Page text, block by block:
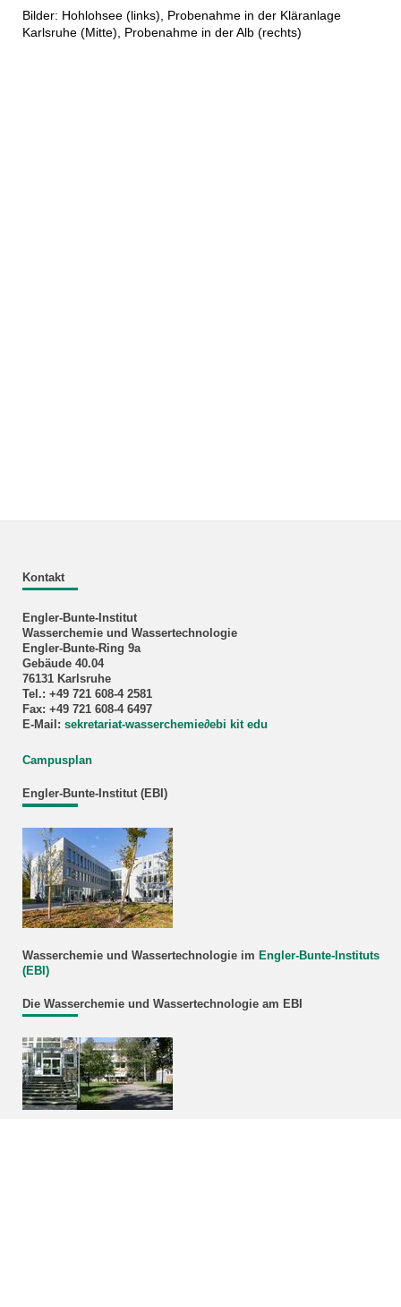
Bilder: Hohlohsee (links), Probenahme in der Kläranlage
Karlsruhe (Mitte), Probenahme in der Alb (rechts)
Kontakt
Engler-Bunte-Institut
Wasserchemie und Wassertechnologie
Engler-Bunte-Ring 9a
Gebäude 40.04
76131 Karlsruhe
Tel.: +49 721 608-4 2581
Fax: +49 721 608-4 6497
E-Mail: sekretariat-wasserchemie∂ebi kit edu
Campusplan
Engler-Bunte-Institut (EBI)
Wasserchemie und Wassertechnologie im Engler-Bunte-Instituts
(EBI)
Die Wasserchemie und Wassertechnologie am EBI